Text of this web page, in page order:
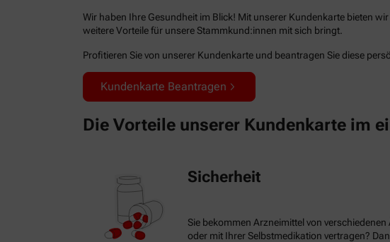
Wir haben Ihre Gesundheit im Blick! Mit unserer Kundenkarte bieten
weitere Vorteile für unsere Stammkund:innen mit sich bringt.
Profitieren Sie von unserer Kundenkarte und beantragen Sie diese
Kundenkarte Beantragen
Die Vorteile unserer Kundenkarte im
Sicherheit
Sie bekommen Arzneimittel von
oder mit Ihrer Selbstmedikation vertragen?